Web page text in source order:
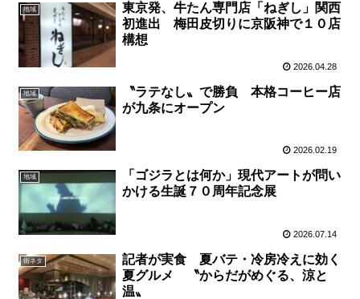
地域
東京発、牛たん専門店「ねぎし」関西
初進出 梅田皮切りに京阪神で１０店
構想
2026.04.28
地域
〝ラテなし〟で勝負 本格コーヒー店
が九条にオープン
2026.02.19
地域
「ゴジラとは何か」現代アートが問い
かける生誕７０周年記念展
2026.07.14
街ネタ
記者が実食 夏バテ・冷房冷えに効く
夏グルメ 〝からだがめぐる、涼と
温〟